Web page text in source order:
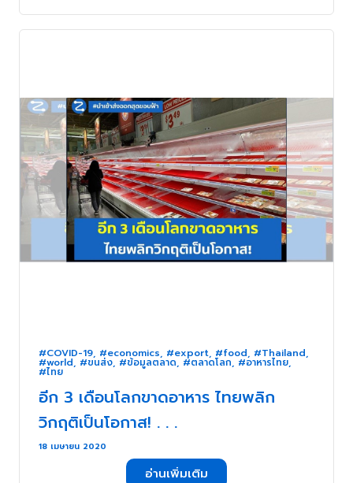
#COVID-19, #economics, #export, #food, #Thailand,
#world, #ขนส่ง, #ข้อมูลตลาด, #ตลาดโลก, #อาหารไทย,
#ไทย
อีก 3 เดือนโลกขาดอาหาร ไทยพลิก
วิกฤติเป็นโอกาส! . . .
18 เมษายน 2020
อ่านเพิ่มเติม